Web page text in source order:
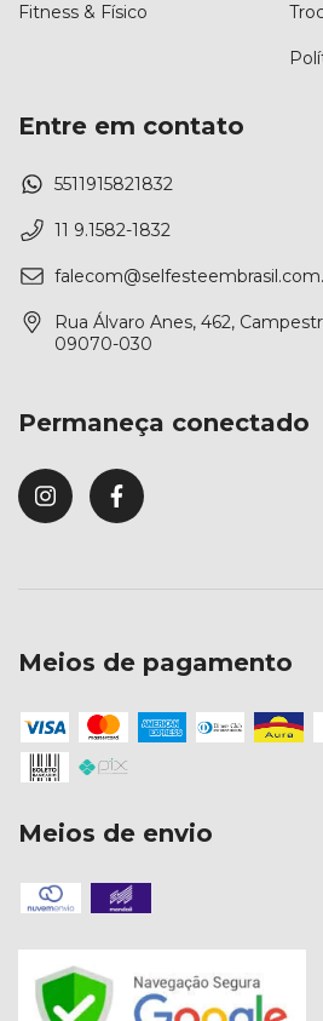
Fitness & Físico
Entre em contato
5511915821832
11 9.1582-1832
Rua Álvaro Anes, 462,
09070-030
Permaneça conectado
Meios de pagamento
Meios de envio